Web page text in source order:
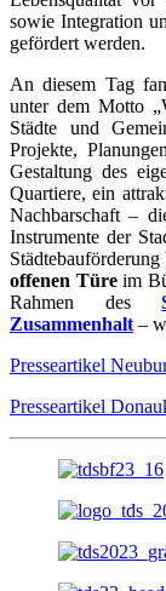
sowie Integration
gefördert werden.
An diesem Tag
unter dem Motto
Städte und
Projekte,
Gestaltung des
Quartiere, ein
Nachbarschaft –
Instrumente der
offenen Türeim
Rahmen des
Zusammenhalt –
Presseartikel
Presseartikel